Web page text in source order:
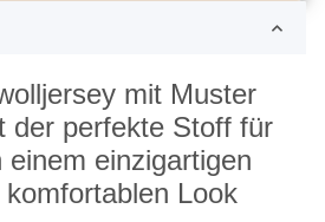
mit Muster
der perfekte Stoff für
einem einzigartigen
Look